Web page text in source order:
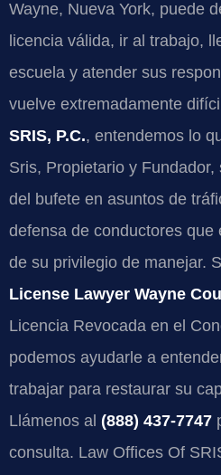
Wayne, Nueva York, puede
licencia válida, ir al trabajo,
escuela y atender sus
vuelve extremadamente
SRIS, P.C., entendemos lo
Sris, Propietario y
del bufete en asuntos de
defensa de conductores que
de su privilegio de manejar.
License Lawyer Wayne
Licencia Revocada en el
podemos ayudarle a
trabajar para restaurar su
Llámenos al (888) 437-7747
consulta. Law Offices Of